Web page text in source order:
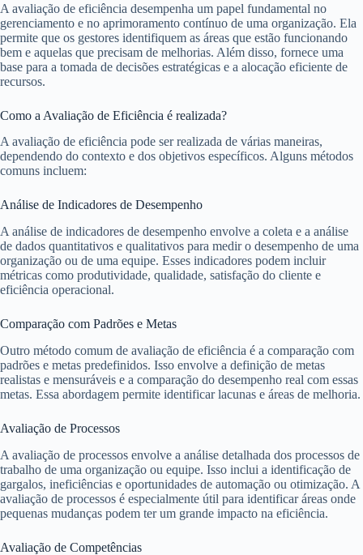
A avaliação de eficiência desempenha um papel fundamental no
gerenciamento e no aprimoramento contínuo de uma organização. Ela
permite que os gestores identifiquem as áreas que estão funcionando
bem e aquelas que precisam de melhorias. Além disso, fornece uma
base para a tomada de decisões estratégicas e a alocação eficiente de
recursos.
Como a Avaliação de Eficiência é realizada?
A avaliação de eficiência pode ser realizada de várias maneiras,
dependendo do contexto e dos objetivos específicos. Alguns métodos
comuns incluem:
Análise de Indicadores de Desempenho
A análise de indicadores de desempenho envolve a coleta e a análise
de dados quantitativos e qualitativos para medir o desempenho de uma
organização ou de uma equipe. Esses indicadores podem incluir
métricas como produtividade, qualidade, satisfação do cliente e
eficiência operacional.
Comparação com Padrões e Metas
Outro método comum de avaliação de eficiência é a comparação com
padrões e metas predefinidos. Isso envolve a definição de metas
realistas e mensuráveis e a comparação do desempenho real com essas
metas. Essa abordagem permite identificar lacunas e áreas de melhoria.
Avaliação de Processos
A avaliação de processos envolve a análise detalhada dos processos de
trabalho de uma organização ou equipe. Isso inclui a identificação de
gargalos, ineficiências e oportunidades de automação ou otimização. A
avaliação de processos é especialmente útil para identificar áreas onde
pequenas mudanças podem ter um grande impacto na eficiência.
Avaliação de Competências